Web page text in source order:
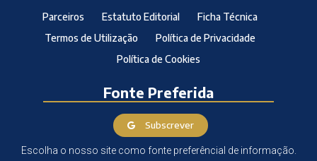
Parceiros Estatuto Editorial
Ficha Técnica
Termos de Utilização
Política de Privacidade
Política de Cookies
Fonte Preferida
Subscrever
Escolha o nosso site como fonte preferêncial de informação.